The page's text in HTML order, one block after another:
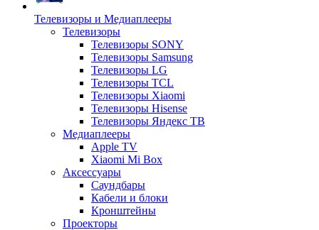
Телевизоры и Медиаплееры
Телевизоры
Телевизоры SONY
Телевизоры Samsung
Телевизоры LG
Телевизоры TCL
Телевизоры Xiaomi
Телевизоры Hisense
Телевизоры Яндекс ТВ
Медиаплееры
Apple TV
Xiaomi Mi Box
Аксессуары
Саундбары
Кабели и блоки
Кронштейны
Проекторы